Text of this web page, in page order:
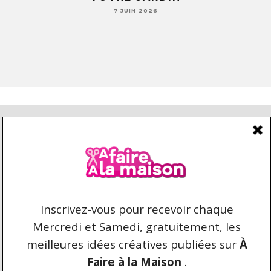
7 JUIN 2026
CONDITIONS D’UTILISATION CONTACT
REPRODUCTION ET DROIT D'AUTEUR
AFAIREALAMAISON.COM © 2021 TOUS DROITS